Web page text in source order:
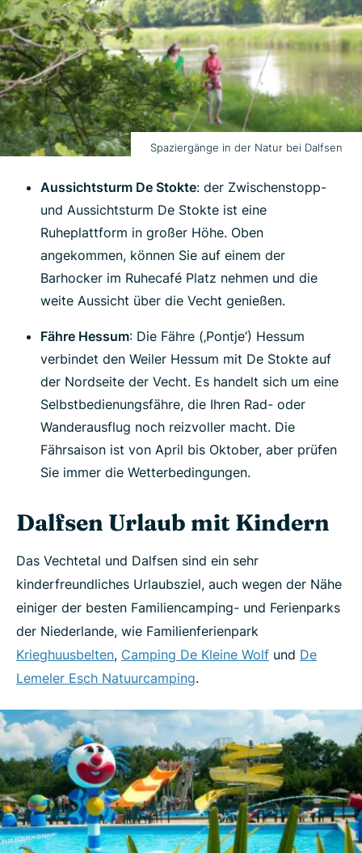
Spaziergänge in der Natur bei Dalfsen
Aussichtsturm De Stokte: der Zwischenstopp-
und Aussichtsturm De Stokte ist eine
Ruheplattform in großer Höhe. Oben
angekommen, können Sie auf einem der
Barhocker im Ruhecafé Platz nehmen und die
weite Aussicht über die Vecht genießen.
Fähre Hessum: Die Fähre (‚Pontje‘) Hessum
verbindet den Weiler Hessum mit De Stokte auf
der Nordseite der Vecht. Es handelt sich um eine
Selbstbedienungsfähre, die Ihren Rad- oder
Wanderausflug noch reizvoller macht. Die
Fährsaison ist von April bis Oktober, aber prüfen
Sie immer die Wetterbedingungen.
Dalfsen Urlaub mit Kindern
Das Vechtetal und Dalfsen sind ein sehr
kinderfreundliches Urlaubsziel, auch wegen der Nähe
einiger der besten Familiencamping- und Ferienparks
der Niederlande, wie Familienferienpark
Krieghuusbelten, Camping De Kleine Wolf und De
Lemeler Esch Natuurcamping.